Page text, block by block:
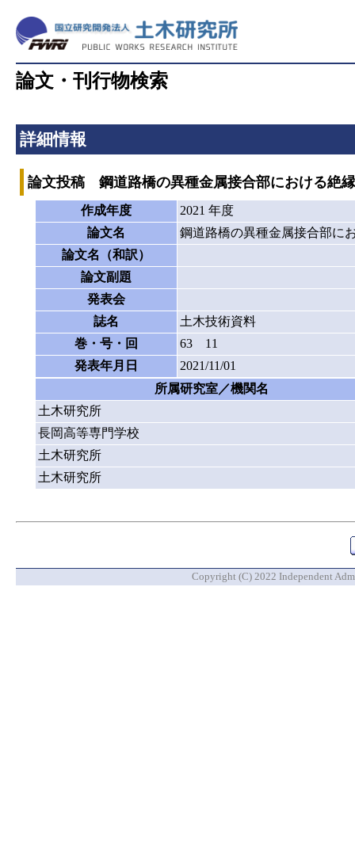
論文・刊行物検索
詳細情報
論文投稿 鋼道路橋の異種金属接合部における絶
作成年度
2021 年度
論文名
鋼道路橋の異種金属接合部に
論文名（和訳）
論文副題
発表会
誌名
土木技術資料
巻・号・回
63 11
発表年月日
2021/11/01
所属研究室／機関名
土木研究所
長岡高等専門学校
土木研究所
土木研究所
Copyright (C) 2022 Independent